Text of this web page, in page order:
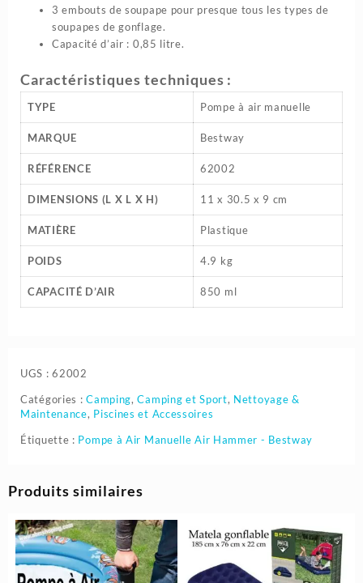
3 embouts de soupape pour presque tous les types de
soupapes de gonflage.
Capacité d’air : 0,85 litre.
Caractéristiques techniques :
TYPE Pompe à air manuelle
MARQUE Bestway
RÉFÉRENCE 62002
DIMENSIONS (L X L X H) 11 x 30.5 x 9 cm
MATIÈRE Plastique
POIDS 4.9 kg
CAPACITÉ D’AIR 850 ml
UGS :62002
Catégories :Camping,Camping et Sport, Nettoyage &
Maintenance, Piscines et Accessoires
Étiquette : Pompe à Air Manuelle Air Hammer - Bestway
Produits similaires